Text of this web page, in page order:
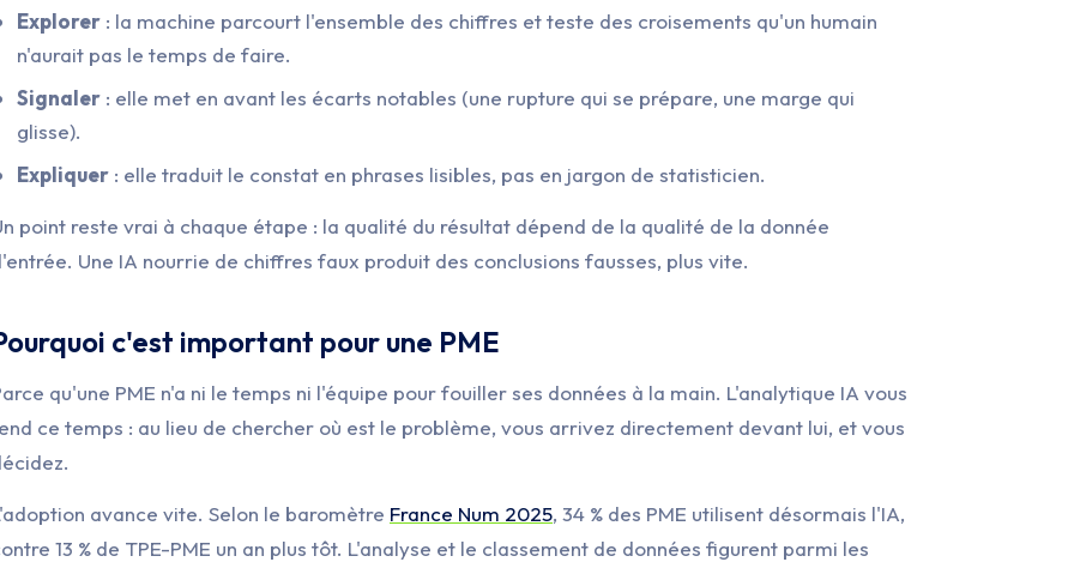
Explorer : la machine parcourt l'ensemble des chiffres et teste des croisements qu'un humain
n'aurait pas le temps de faire.
Signaler : elle met en avant les écarts notables (une rupture qui se prépare, une marge qui
glisse).
Expliquer : elle traduit le constat en phrases lisibles, pas en jargon de statisticien.
point reste vrai à chaque étape : la qualité du résultat dépend de la qualité de la donnée
Une IA nourrie de chiffres faux produit des conclusions fausses, plus vite.
c'est important pour une PME
qu'une PME n'a ni le temps ni l'équipe pour fouiller ses données à la main. L'analytique IA vous
ce temps : au lieu de chercher où est le problème, vous arrivez directement devant lui, et vous
avance vite. Selon le baromètre France Num 2025, 34 % des PME utilisent désormais l'IA,
13 % de TPE-PME un an plus tôt. L'analyse et le classement de données figurent parmi les